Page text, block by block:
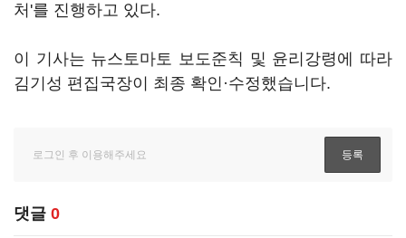
처'를 진행하고 있다.
이 기사는 뉴스토마토 보도준칙 및 윤리강령에 따라
김기성 편집국장이 최종 확인·수정했습니다.
댓글 0